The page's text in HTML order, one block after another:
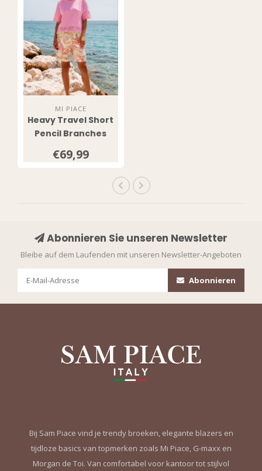
MI PIACE
Heavy Travel Short
Pencil Branches
€69,99
Abonnieren Sie unseren Newsletter
Bleibe auf dem Laufenden mit unseren Newsletter-Angeboten
Abonnieren
Bij Sam Piace vind je trendy broeken, elegante blazers en
tijdloze basics van topmerken zoals Mi Piace, G-maxx en
Morgan de Toi. Van comfortabel voor kantoor tot stijlvol